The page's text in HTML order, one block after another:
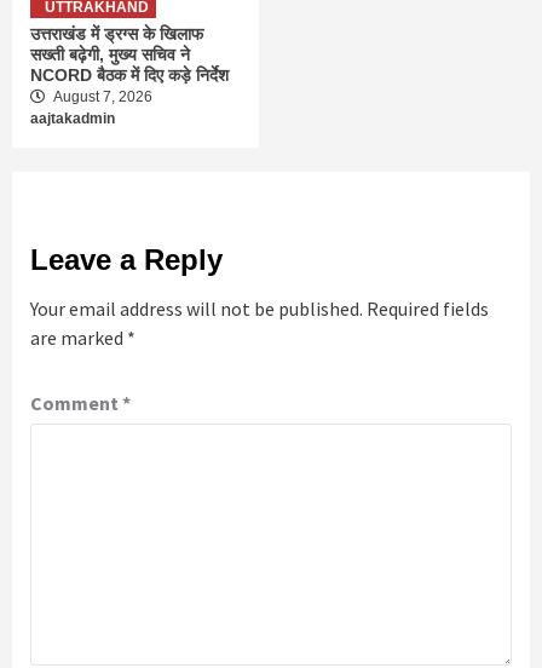
UTTRAKHAND
उत्तराखंड में ड्रग्स के खिलाफ
सख्ती बढ़ेगी, मुख्य सचिव ने
NCORD बैठक में दिए कड़े निर्देश
August 7, 2026
aajtakadmin
Leave a Reply
Your email address will not be published. Required fields
are marked *
Comment *